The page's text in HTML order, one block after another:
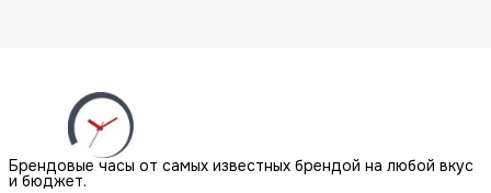
Брендовые часы от самых известных брендой на любой вкус
и бюджет.